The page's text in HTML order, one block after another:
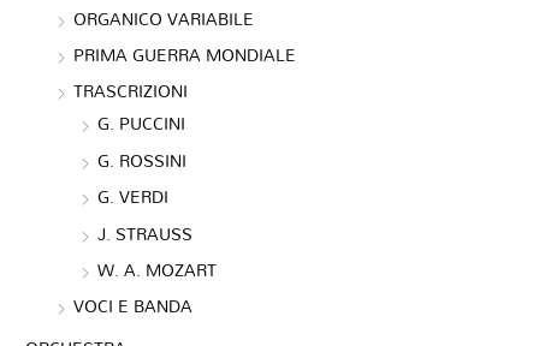
ORGANICO VARIABILE
PRIMA GUERRA MONDIALE
TRASCRIZIONI
G. PUCCINI
G. ROSSINI
G. VERDI
J. STRAUSS
W. A. MOZART
VOCI E BANDA